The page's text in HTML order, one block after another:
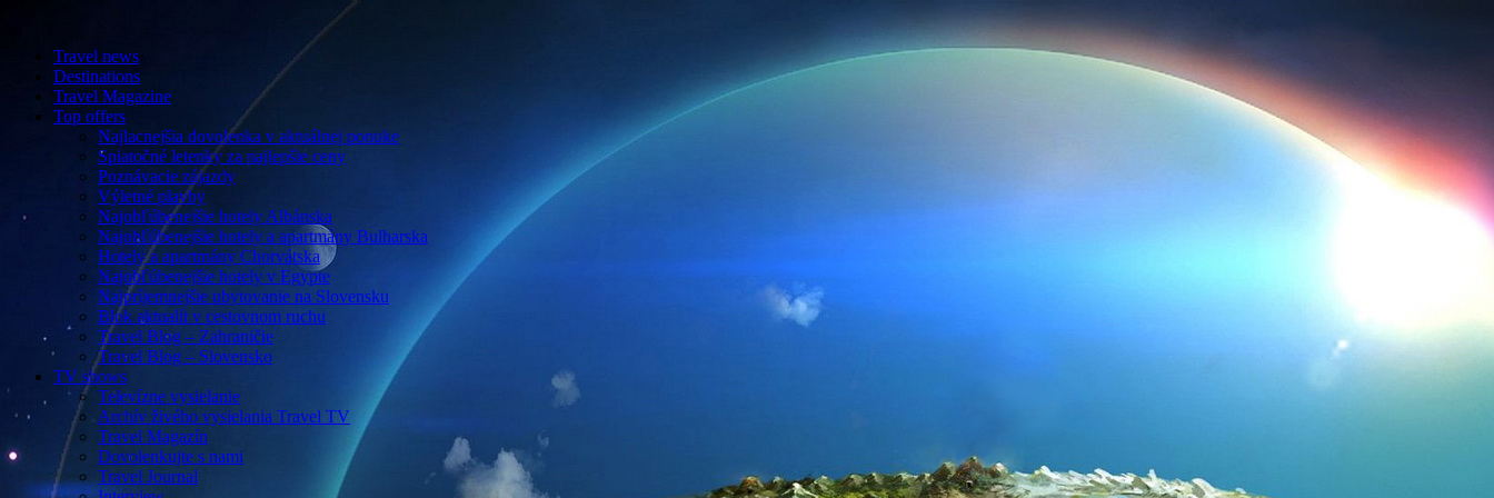
Travel news
Destinations
Travel Magazine
Top offers
Najlacnejšia dovolenka v aktuálnej ponuke
Spiatočné letenky za najlepšie ceny
Poznávacie zájazdy
Výletné plavby
Najobľúbenejšie hotely Albánska
Najobľúbenejšie hotely a apartmány Bulharska
Hotely a apartmány Chorvátska
Najobľúbenejšie hotely v Egypte
Najpríjemnejšie ubytovanie na Slovensku
Blok aktualít v cestovnom ruchu
Travel Blog – Zahraničie
Travel Blog – Slovensko
TV shows
Televízne vysielanie
Archív živého vysielania Travel TV
Travel Magazín
Dovolenkujte s nami
Travel Journal